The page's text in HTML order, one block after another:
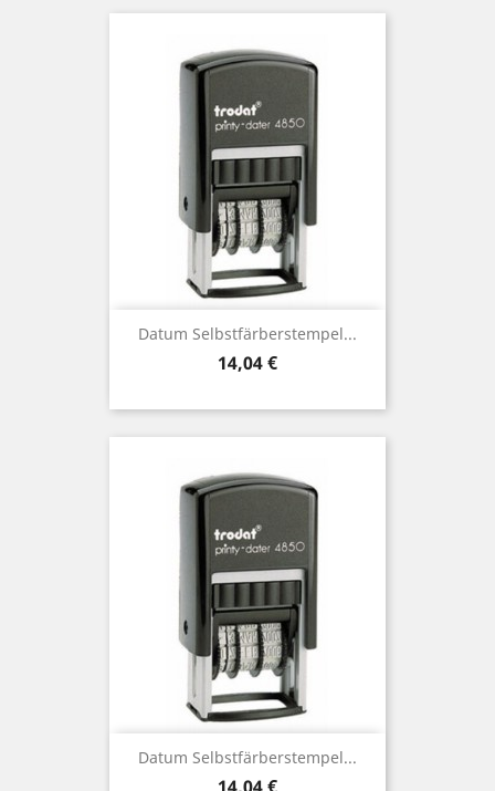
Datum Selbstfärberstempel...
Preis
14,04 €
Datum Selbstfärberstempel...
Preis